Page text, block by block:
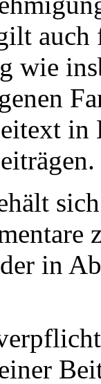
auch
wie
in
in